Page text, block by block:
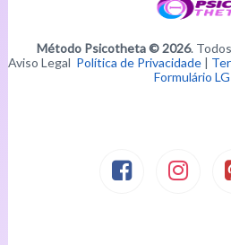
Método Psicotheta © 2026.
Aviso Legal Política de Privacidade |
Formulário